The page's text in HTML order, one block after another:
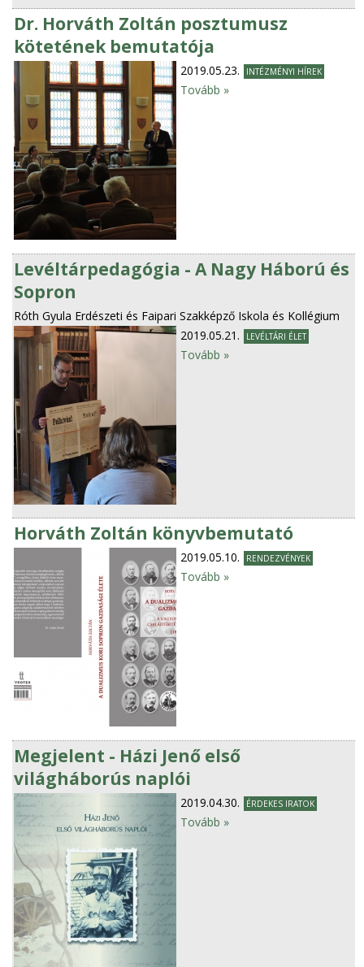
Dr. Horváth Zoltán posztumusz
kötetének bemutatója
2019.05.23. INTÉZMÉNYI HÍREK
Tovább »
Levéltárpedagógia - A Nagy Háború és
Sopron
Róth Gyula Erdészeti és Faipari Szakképző Iskola és Kollégium
2019.05.21.
LEVÉLTÁRI ÉLET
Tovább »
Horváth Zoltán könyvbemutató
2019.05.10. RENDEZVÉNYEK
Tovább »
Megjelent - Házi Jenő első
világháborús naplói
2019.04.30. ÉRDEKES IRATOK
Tovább »